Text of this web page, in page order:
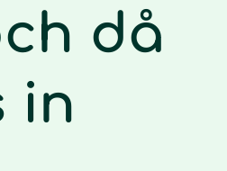
då
in